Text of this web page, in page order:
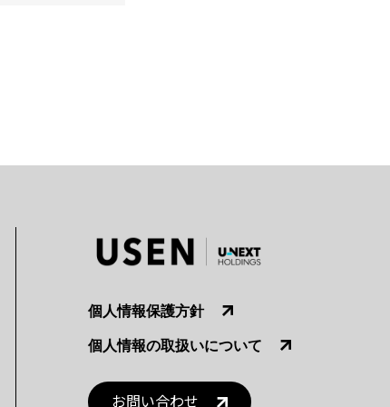
個人情報保護方針
個人情報の取扱いについて
お問い合わせ